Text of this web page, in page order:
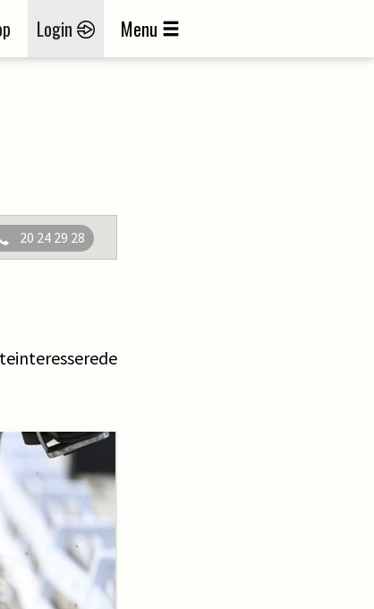
Login Menu
20 24 29 28